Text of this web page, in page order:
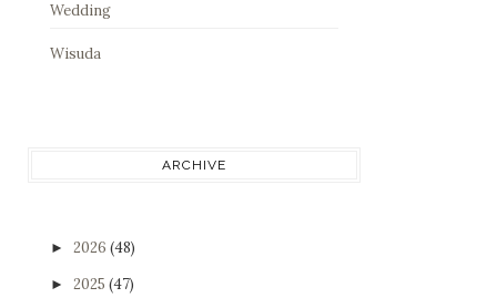
Wedding
Wisuda
ARCHIVE
► 2026 (48)
► 2025 (47)